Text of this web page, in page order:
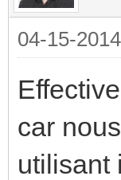
TX
RX
04-15-
car
utilisant